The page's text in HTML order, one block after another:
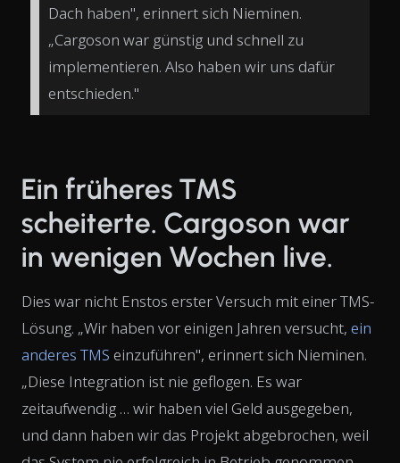
Dach haben", erinnert sich Nieminen.
„Cargoson war günstig und schnell zu
implementieren. Also haben wir uns dafür
entschieden."
Ein früheres TMS
scheiterte. Cargoson war
in wenigen Wochen live.
Dies war nicht Enstos erster Versuch mit einer TMS-
Lösung. „Wir haben vor einigen Jahren versucht, ein
anderes TMS einzuführen", erinnert sich Nieminen.
„Diese Integration ist nie geflogen. Es war
zeitaufwendig … wir haben viel Geld ausgegeben,
und dann haben wir das Projekt abgebrochen, weil